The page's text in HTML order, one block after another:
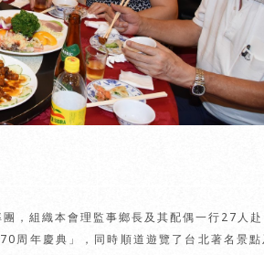
，組織本會理監事鄉長及其配偶一行27人
周年慶典」，同時順道遊覽了台北著名景點